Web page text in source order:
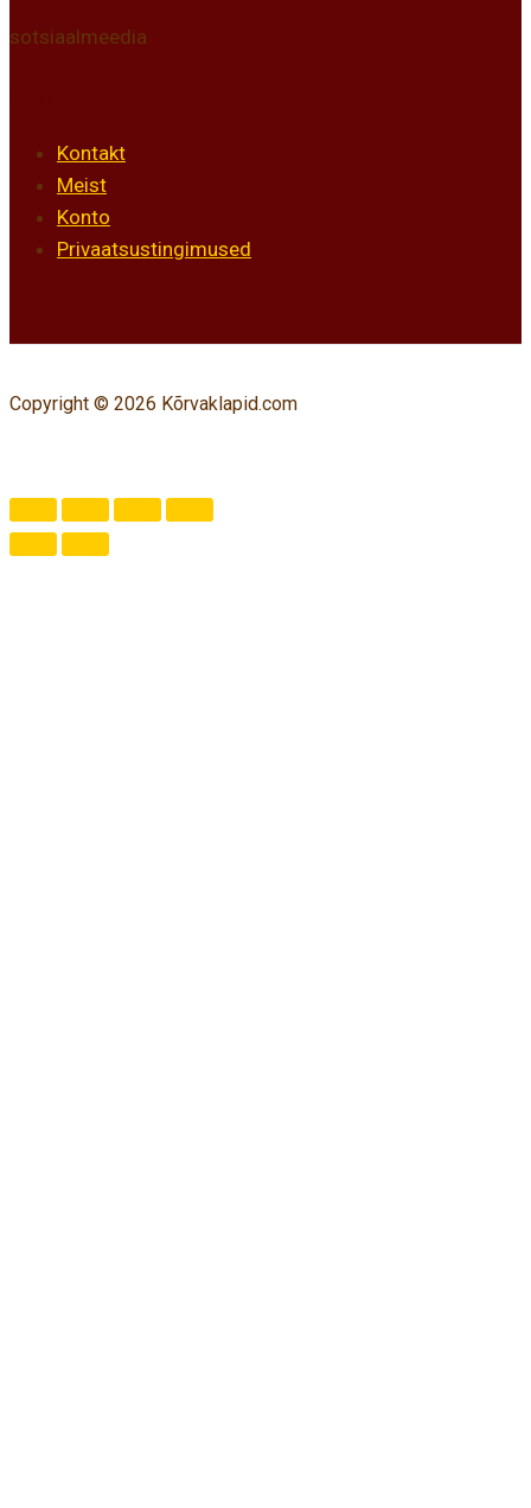
sotsiaalmeedia
Kontakt
Meist
Konto
Privaatsustingimused
Copyright © 2026 Kõrvaklapid.com